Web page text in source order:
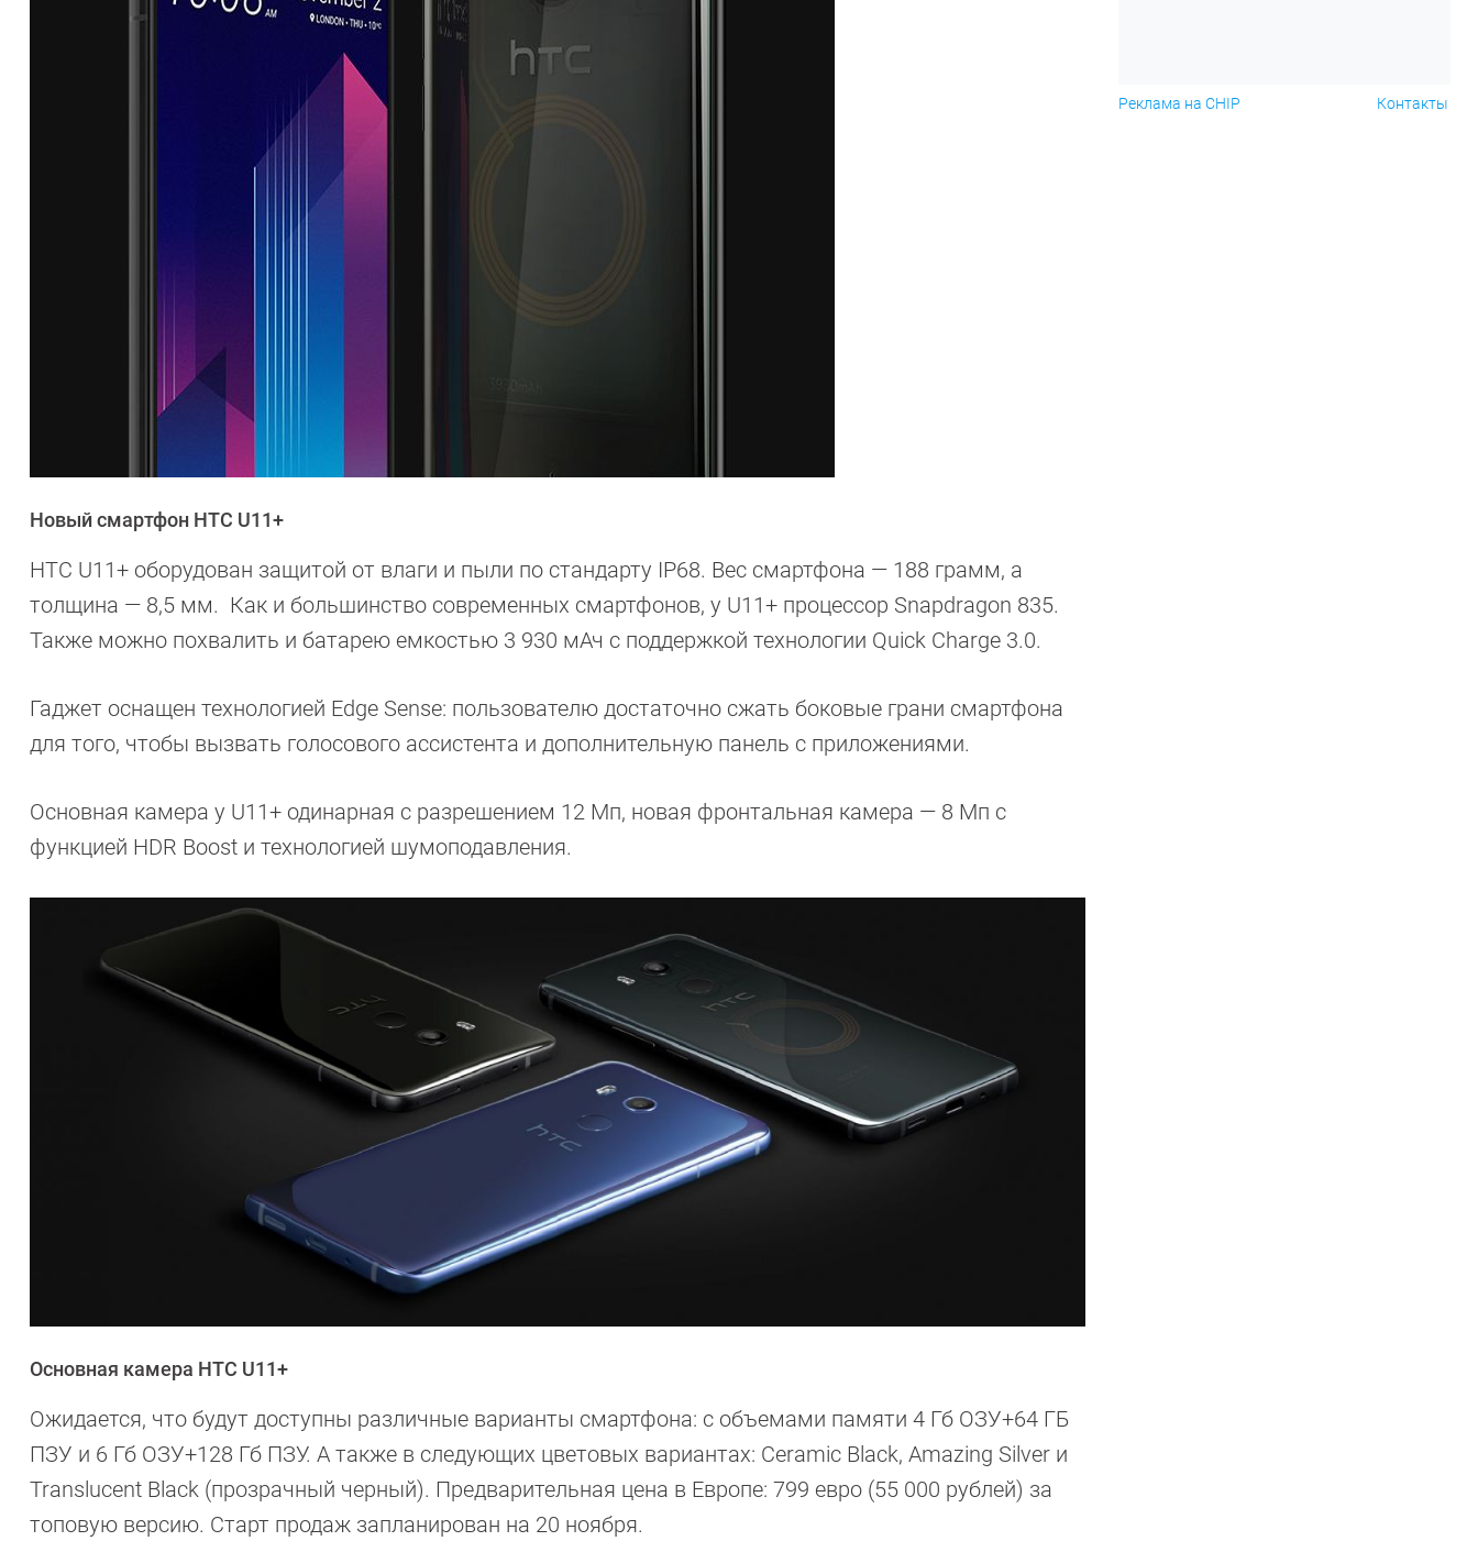
Новый смартфон HTС U11+
HTC U11+ оборудован защитой от влаги и пыли по стандарту IP68. Вес смартфона — 188 грамм, а
толщина — 8,5 мм. Как и большинство современных смартфонов, у U11+ процессор Snapdragon 835.
Также можно похвалить и батарею емкостью 3 930 мАч с поддержкой технологии Quick Charge 3.0.
Гаджет оснащен технологией Edge Sense: пользователю достаточно сжать боковые грани смартфона
для того, чтобы вызвать голосового ассистента и дополнительную панель с приложениями.
Основная камера у U11+ одинарная с разрешением 12 Мп, новая фронтальная камера — 8 Мп с
функцией HDR Boost и технологией шумоподавления.
Основная камера HTС U11+
Ожидается, что будут доступны различные варианты смартфона: с объемами памяти 4 Гб ОЗУ+64 ГБ
ПЗУ и 6 Гб ОЗУ+128 Гб ПЗУ. А также в следующих цветовых вариантах: Ceramic Black, Amazing Silver и
Translucent Black (прозрачный черный). Предварительная цена в Европе: 799 евро (55 000 рублей) за
топовую версию. Старт продаж запланирован на 20 ноября.
Реклама на CHIP Контакты